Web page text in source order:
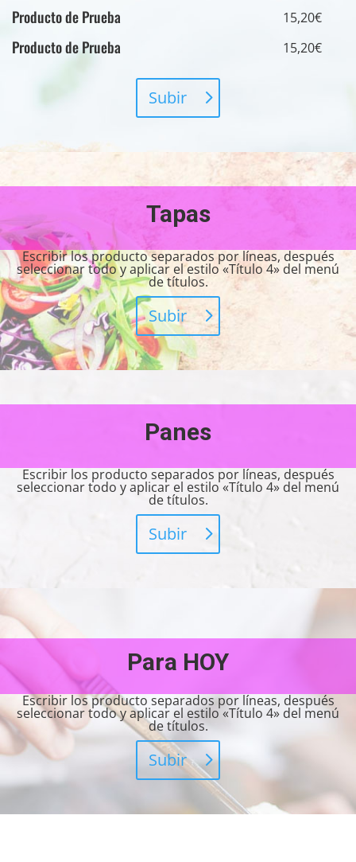
Producto de Prueba 15,20€
Producto de Prueba 15,20€
Subir
Tapas
Escribir los producto separados por líneas, después
seleccionar todo y aplicar el estilo «Título 4» del menú
de títulos.
Subir
Panes
Escribir los producto separados por líneas, después
seleccionar todo y aplicar el estilo «Título 4» del menú
de títulos.
Subir
Para HOY
Escribir los producto separados por líneas, después
seleccionar todo y aplicar el estilo «Título 4» del menú
de títulos.
Subir